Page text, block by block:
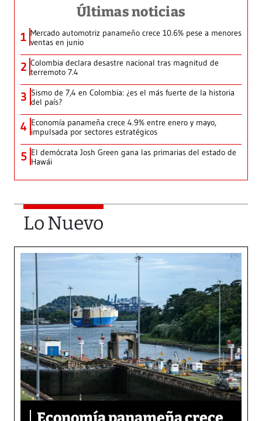
Últimas noticias
1 Mercado automotriz panameño crece 10.6% pese a menores
ventas en junio
2 Colombia declara desastre nacional tras magnitud de
terremoto 7.4
3 Sismo de 7,4 en Colombia: ¿es el más fuerte de la historia
del país?
4 Economía panameña crece 4.9% entre enero y mayo,
impulsada por sectores estratégicos
5 El demócrata Josh Green gana las primarias del estado de
Hawái
Lo Nuevo